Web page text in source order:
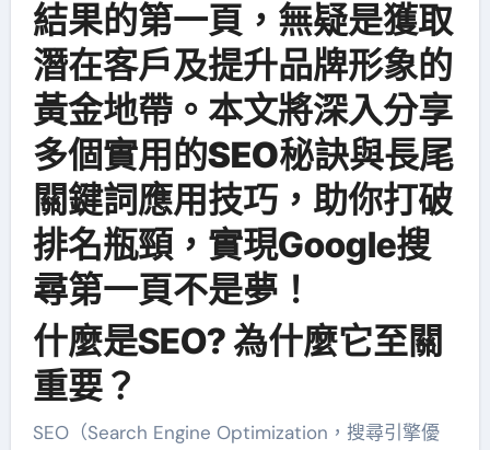
結果的第一頁，無疑是獲取
潛在客戶及提升品牌形象的
黃金地帶。本文將深入分享
多個實用的SEO秘訣與長尾
關鍵詞應用技巧，助你打破
排名瓶頸，實現Google搜
尋第一頁不是夢！
什麼是SEO? 為什麼它至關
重要？
SEO（Search Engine Optimization，搜尋引擎優